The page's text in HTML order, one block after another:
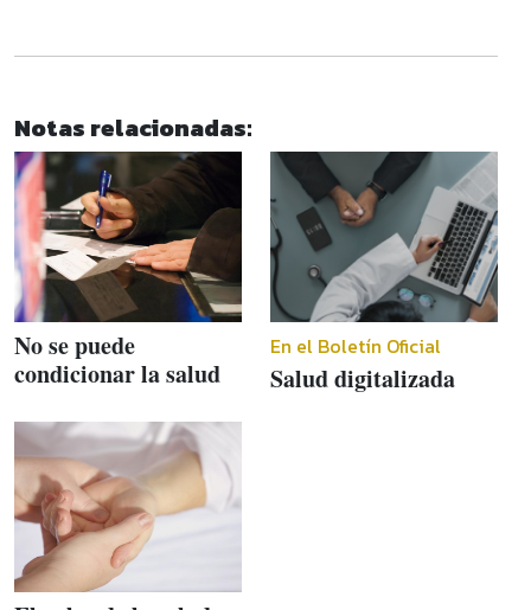
Notas relacionadas:
No se puede
condicionar la salud
En el Boletín Oficial
Salud digitalizada